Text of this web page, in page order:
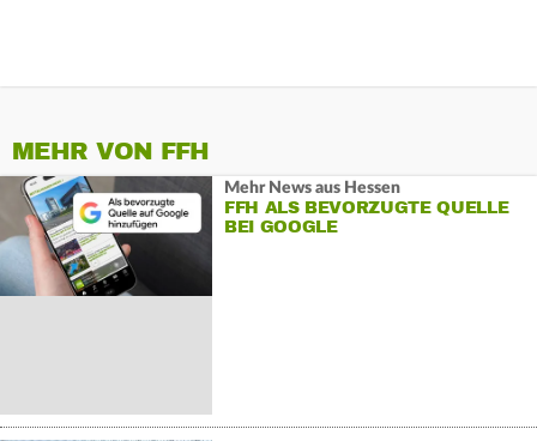
MEHR VON FFH
Mehr News aus Hessen
FFH ALS BEVORZUGTE QUELLE
BEI GOOGLE